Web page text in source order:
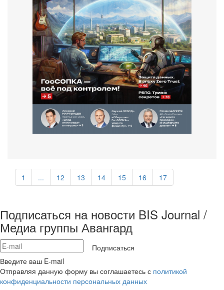
1 ... 12 13 14 15 16 17
Подписаться на новости BIS Journal /
Медиа группы Авангард
Подписаться
Введите ваш E-mail
Отправляя данную форму вы соглашаетесь с политикой
конфиденциальности персональных данных